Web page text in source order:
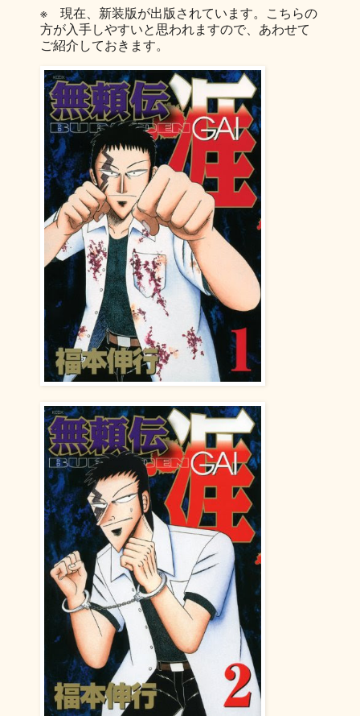
※ 現在、新装版が出版されています。こちらの
方が入手しやすいと思われますので、あわせて
ご紹介しておきます。